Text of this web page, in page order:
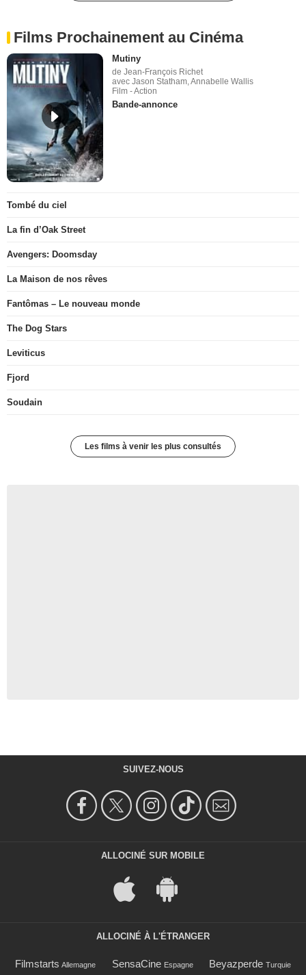
Films Prochainement au Cinéma
Mutiny
de Jean-François Richet
avec Jason Statham, Annabelle Wallis
Film - Action
Bande-annonce
Tombé du ciel
La fin d’Oak Street
Avengers: Doomsday
La Maison de nos rêves
Fantômas – Le nouveau monde
The Dog Stars
Leviticus
Fjord
Soudain
Les films à venir les plus consultés
SUIVEZ-NOUS
ALLOCINÉ SUR MOBILE
ALLOCINÉ À L'ÉTRANGER
Filmstarts Allemagne SensaCine Espagne Beyazperde Turquie